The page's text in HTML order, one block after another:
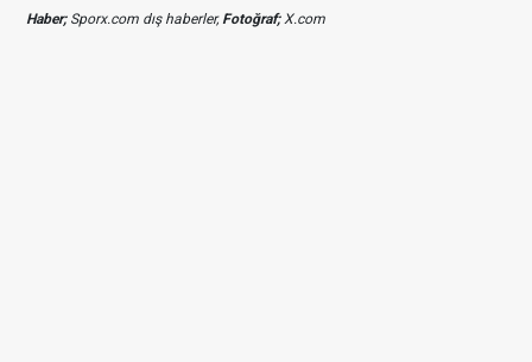
Haber;Sporx.com dış haberler,Fotoğraf;X.com